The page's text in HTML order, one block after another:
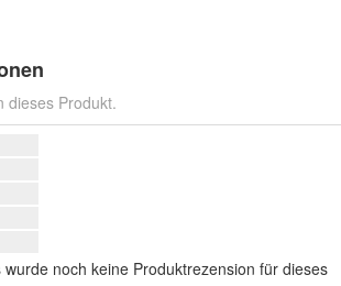
dieses Produkt.
wurde noch keine Produktrezension für dieses